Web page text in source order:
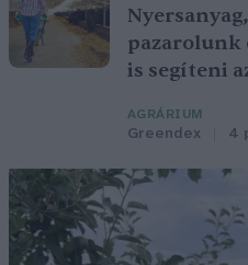
is segíteni
AGRÁRIUM
Greendex 4